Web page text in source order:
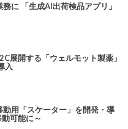
に 「生成AI出荷検品アプリ」
展開する「ウェルモット製薬」
入
用「スケーター」を開発・導
可能に～